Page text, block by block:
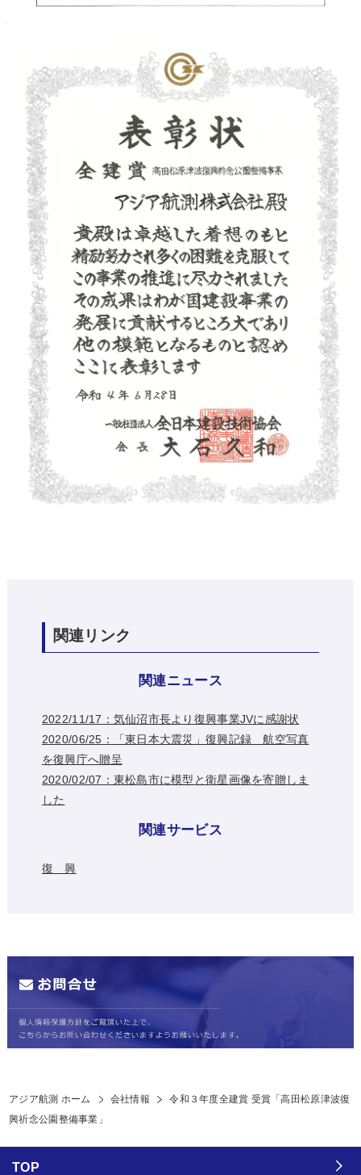
関連リンク
関連ニュース
2022/11/17：気仙沼市長より復興事業JVに感謝状
2020/06/25：「東日本大震災」復興記録 航空写真
を復興庁へ贈呈
2020/02/07：東松島市に模型と衛星画像を寄贈しま
した
関連サービス
復 興
アジア航測 ホーム 会社情報
令和３年度全建賞 受賞「高田松原津波復
興祈念公園整備事業」
TOP